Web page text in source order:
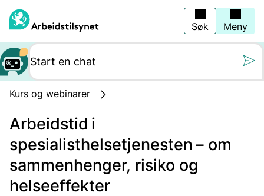
hovedinnhold
Søk Meny
Kurs og webinarer
Arbeidstid i
spesialisthelsetjenesten – om
sammenhenger, risiko og
helseeffekter